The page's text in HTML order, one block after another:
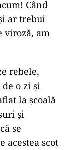
Când
ar trebui
viroză, am
rebele,
o zi și
la școală
și
se
acestea scot